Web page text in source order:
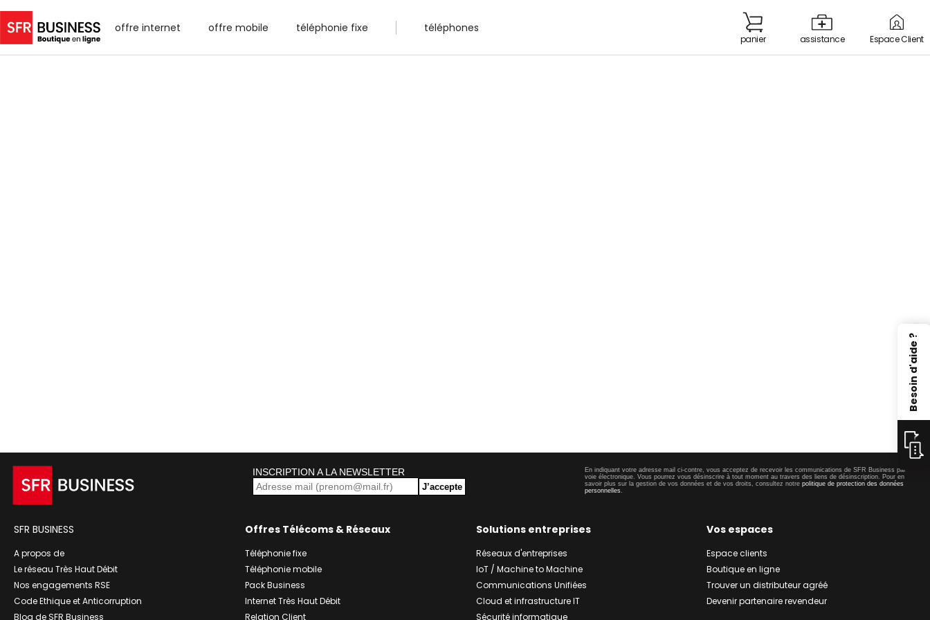
Besoin d'aide ?
offre internet offre mobile téléphonie fixe téléphones
panier assistance Espace Client
INSCRIPTION A LA NEWSLETTER
J’accepte
En indiquant votre adresse mail ci-contre, vous acceptez de recevoir les communications de SFR Business par
voie électronique. Vous pourrez vous désinscrire à tout moment au travers des liens de désinscription. Pour en
savoir plus sur la gestion de vos données et de vos droits, consultez notre politique de protection des données
personnelles.
SFR BUSINESS
A propos de
Le réseau Très Haut Débit
Nos engagements RSE
Code Ethique et Anticorruption
Blog de SFR Business
Offres Télécoms & Réseaux
Téléphonie fixe
Téléphonie mobile
Pack Business
Internet Très Haut Débit
Relation Client
Solutions entreprises
Réseaux d'entreprises
IoT / Machine to Machine
Communications Unifiées
Cloud et infrastructure IT
Sécurité informatique
Vos espaces
Espace clients
Boutique en ligne
Trouver un distributeur agréé
Devenir partenaire revendeur